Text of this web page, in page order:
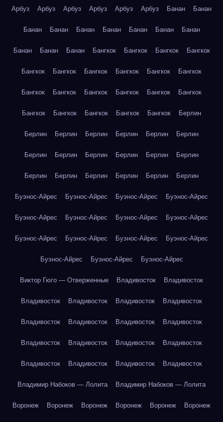
Арбуз Арбуз Арбуз Арбуз Арбуз Арбуз Банан Банан
Банан Банан Банан Банан Банан Банан Банан
Банан Банан Банан Бангкок Бангкок Бангкок Бангкок
Бангкок Бангкок Бангкок Бангкок Бангкок Бангкок
Бангкок Бангкок Бангкок Бангкок Бангкок Бангкок
Бангкок Бангкок Бангкок Бангкок Бангкок Берлин
Берлин Берлин Берлин Берлин Берлин Берлин
Берлин Берлин Берлин Берлин Берлин Берлин
Берлин Берлин Берлин Берлин Берлин Берлин
Буэнос-Айрес Буэнос-Айрес Буэнос-Айрес Буэнос-Айрес
Буэнос-Айрес Буэнос-Айрес Буэнос-Айрес Буэнос-Айрес
Буэнос-Айрес Буэнос-Айрес Буэнос-Айрес Буэнос-Айрес
Буэнос-Айрес Буэнос-Айрес Буэнос-Айрес
Виктор Гюго — Отверженные Владивосток Владивосток
Владивосток Владивосток Владивосток Владивосток
Владивосток Владивосток Владивосток Владивосток
Владивосток Владивосток Владивосток Владивосток
Владивосток Владивосток Владивосток Владивосток
Владимир Набоков — Лолита Владимир Набоков — Лолита
Воронеж Воронеж Воронеж Воронеж Воронеж Воронеж